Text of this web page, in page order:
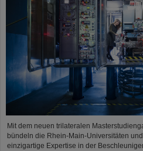
Mit dem neuen trilateralen
bündeln die Rhein-Main-Universitäten
einzigartige Expertise in der